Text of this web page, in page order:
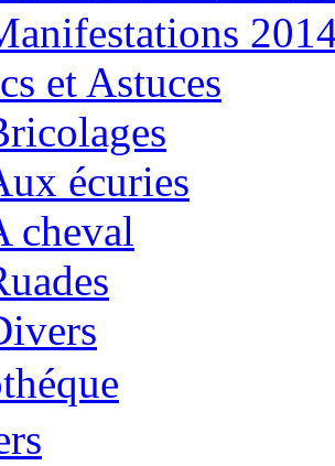
et Astuces
écuries
cheval